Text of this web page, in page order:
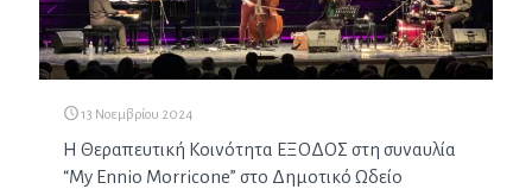
13 Νοεμβρίου 2024
Η Θεραπευτική Κοινότητα ΕΞΟΔΟΣ στη συναυλία
“My Ennio Morricone” στο Δημοτικό Ωδείο